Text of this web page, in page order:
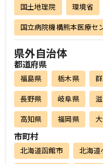
国土地理院 環境省
国立病院機構熊本医療セ
県外自治体
都道府県
福島県 栃木県
長野県 岐阜県
高知県 福岡県
市町村
北海道函館市 北海道